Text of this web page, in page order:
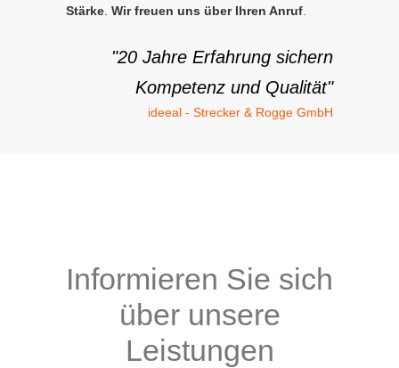
Stärke Wir freuen uns über Ihren Anruf
"20 Jahre Erfahrung sichern
Kompetenz und Qualität"
ideeal - Strecker & Rogge GmbH
Informieren Sie sich
über unsere
Leistungen